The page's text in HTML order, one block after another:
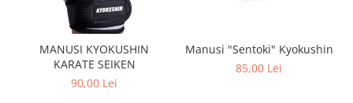
MANUSI KYOKUSHIN
KARATE SEIKEN
90,00 Lei
Manusi "Sentoki" Kyokushin
85,00 Lei